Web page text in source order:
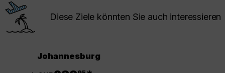
Diese Ziele könnten Sie auch interessieren
Johannesburg